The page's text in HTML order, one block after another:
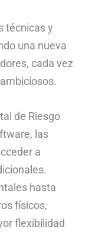
técnicas y
una nueva
cada vez
de Riesgo
las
a
hasta
físicos,
flexibilidad